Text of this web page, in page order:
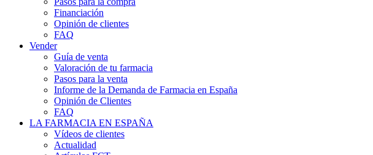
Financiación
Opinión de clientes
FAQ
Vender
Guía de venta
Valoración de tu farmacia
Pasos para la venta
Informe de la Demanda de Farmacia en España
Opinión de Clientes
FAQ
LA FARMACIA EN ESPAÑA
Vídeos de clientes
Actualidad